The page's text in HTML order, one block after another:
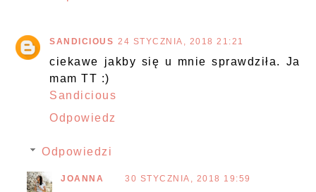
SANDICIOUS 24 STYCZNIA, 2018 21:21
ciekawe jakby się u mnie sprawdziła. Ja
mam TT :)
Sandicious
Odpowiedz
Odpowiedzi
JOANNA 30 STYCZNIA, 2018 19:59